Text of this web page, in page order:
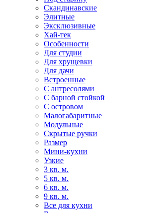
Скандинавские
Элитные
Эксклюзивные
Хай-тек
Особенности
Для студии
Для хрущевки
Для дачи
Встроенные
С антресолями
С барной стойкой
С островом
Малогабаритные
Модульные
Скрытые ручки
Размер
Мини-кухни
Узкие
3 кв. м.
5 кв. м.
6 кв. м.
9 кв. м.
Все для кухни